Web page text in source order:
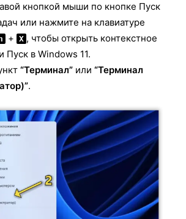
кнопкой мыши по кнопке Пуск
или нажмите на клавиатуре
+ X , чтобы открыть контекстное
Пуск в Windows 11.
“Терминал” или “Терминал
.